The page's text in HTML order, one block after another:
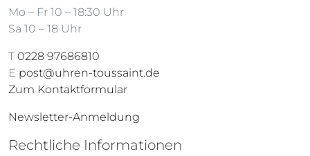
Mo – Fr 10 – 18:30 Uhr
Sa 10 – 18 Uhr
T 0228 97686810
E post@uhren-toussaint.de
Zum Kontaktformular
Newsletter-Anmeldung
Rechtliche Informationen